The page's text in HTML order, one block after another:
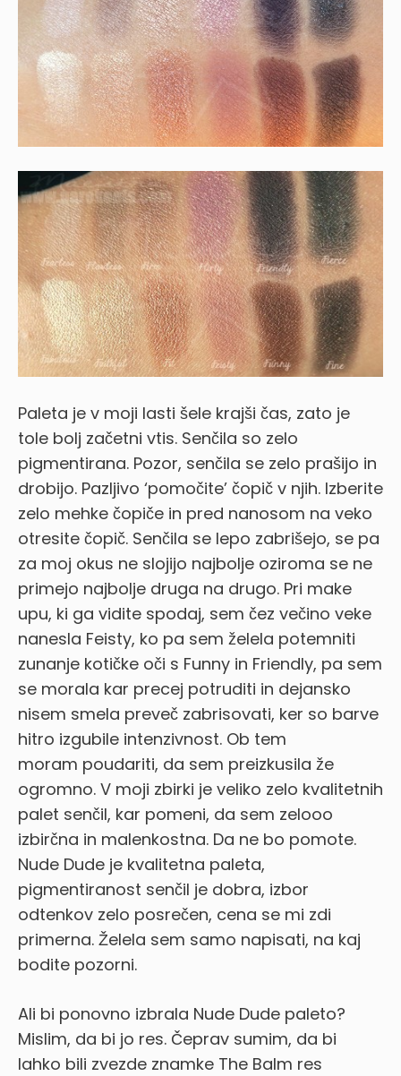
Paleta je v moji lasti šele krajši čas, zato je
tole bolj začetni vtis. Senčila so zelo
pigmentirana. Pozor, senčila se zelo prašijo in
drobijo. Pazljivo ‘pomočite’ čopič v njih. Izberite
zelo mehke čopiče in pred nanosom na veko
otresite čopič. Senčila se lepo zabrišejo, se pa
za moj okus ne slojijo najbolje oziroma se ne
primejo najbolje druga na drugo. Pri make
upu, ki ga vidite spodaj, sem čez večino veke
nanesla Feisty, ko pa sem želela potemniti
zunanje kotičke oči s Funny in Friendly, pa sem
se morala kar precej potruditi in dejansko
nisem smela preveč zabrisovati, ker so barve
hitro izgubile intenzivnost. Ob tem
moram poudariti, da sem preizkusila že
ogromno. V moji zbirki je veliko zelo kvalitetnih
palet senčil, kar pomeni, da sem zelooo
izbirčna in malenkostna. Da ne bo pomote.
Nude Dude je kvalitetna paleta,
pigmentiranost senčil je dobra, izbor
odtenkov zelo posrečen, cena se mi zdi
primerna. Želela sem samo napisati, na kaj
bodite pozorni.
Ali bi ponovno izbrala Nude Dude paleto?
Mislim, da bi jo res. Čeprav sumim, da bi
lahko bili zvezde znamke The Balm res